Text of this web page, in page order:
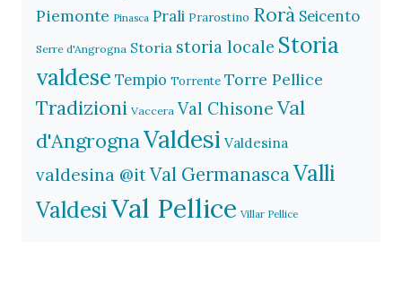
Piemonte Pinasca Prali Prarostino Rorà Seicento
Serre d'Angrogna Storia storia locale Storia
valdese Tempio Torrente Torre Pellice
Tradizioni Vaccera Val Chisone Val
d'AngrognaValdesi Valdesina
valdesina @itVal GermanascaValli
ValdesiVal Pellice Villar Pellice